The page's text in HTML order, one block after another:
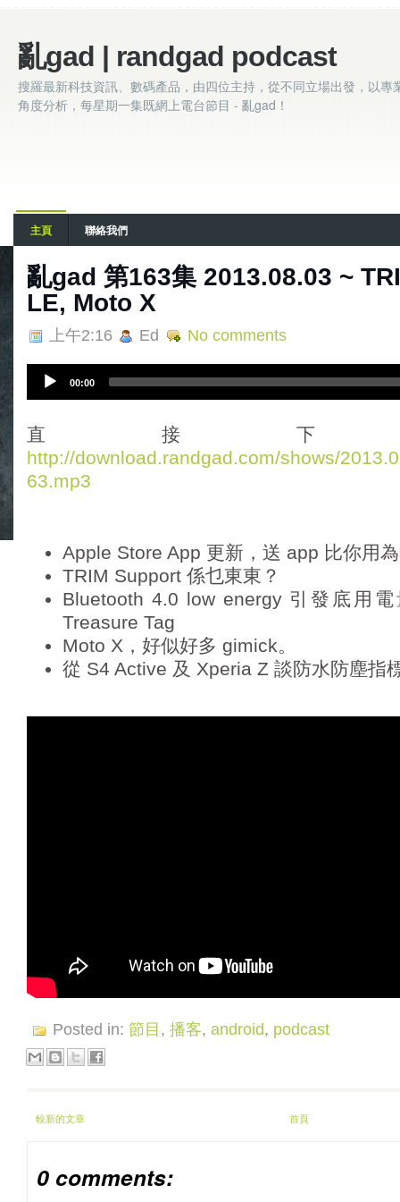
亂gad | randgad podcast
搜羅最新科技資訊、數碼產品，由四位主持，從不同立場出發，以專
角度分析，每星期一集既網上電台節目 - 亂gad！
主頁 聯絡我們
亂gad 第163集 2013.08.03 ~
LE, Moto X
上午2:16 Ed No comments
i
o
P
l
00:00
直接
http://download.randgad.com/shows/
63.mp3
Apple Store App 更新，送 app 比你用
TRIM Support 係乜東東？
Bluetooth 4.0 low energy 引發底用
Treasure Tag
Moto X，好似好多 gimick。
從 S4 Active 及 Xperia Z 談防水防塵指
Posted in: 節目, 播客, android, podcast
較新的文章 首頁
0 comments: